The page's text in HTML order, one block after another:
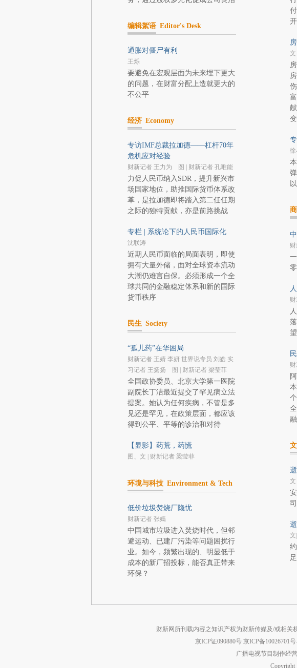
编辑絮语 Editor's Desk
通胀对僵尸有利
王烁
要避免在宏观层面为未来埋下更大
的问题，在财富分配上造就更大的
不公平
经济 Economy
专访IMF总裁拉加德——杠杆70年
危机应对经验
财新记者 王力为 图 | 财新记者 孔唯能
力促人民币纳入SDR，提升新兴市
场国家地位，助推国际货币体系改
革，是拉加德即将踏入第二任任期
之际的独特贡献，亦是前路挑战
专栏 | 系统论下的人民币国际化
沈联涛
近期人民币面临的局面表明，即使
拥有大量外储，面对全球资本流动
大潮仍难言自保。必须形成一个全
球共同的金融稳定体系和新的国际
货币秩序
民生 Society
“孤儿药”在华困局
财新记者 王婧 李妍 世界说专员 刘皓 实
习记者 王扬扬 图 | 财新记者 梁莹菲
全国政协委员、北京大学第一医院
副院长丁洁最近提交了罕见病立法
提案。她认为任何疾病，不管是多
见还是罕见，在政策层面，都应该
得到公平、平等的诊治和对待
【显影】药荒，药慌
图、文 | 财新记者 梁莹菲
环境与科技 Environment & Tech
低价垃圾焚烧厂隐忧
财新记者 张嫣
中国城市垃圾进入焚烧时代，但邻
避运动、已建厂污染等问题困扰行
业。如今，频繁出现的、明显低于
成本的新厂招投标，能否真正带来
环保？
文
徐
文
文
财新网所刊载内容之知识产权为财新传媒及/或相关
京ICP证090880号 京ICP备10026701
广播电视节目制作经
Copyright